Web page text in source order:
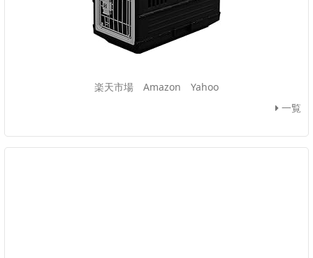
楽天市場 Amazon
Yahoo
一覧